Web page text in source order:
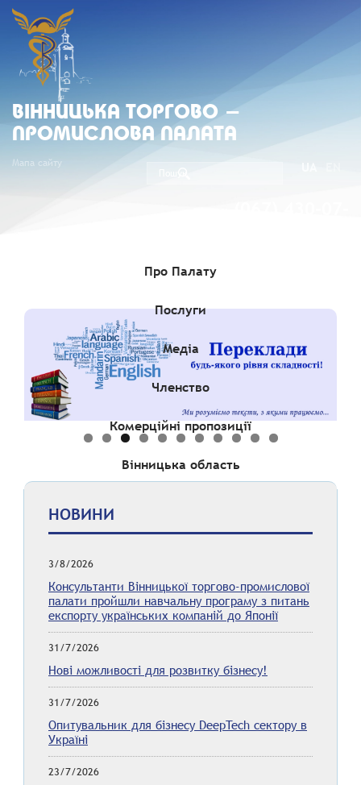
ВIННИЦЬКА ТОРГОВО -
ПРОМИСЛОВА ПАЛАТА
Мапа сайту
Про Палату
Послуги
Медіа
Членство
Комерційні пропозиції
Вінницька область
НОВИНИ
3/8/2026
Консультанти Вінницької торгово-промислової
палати пройшли навчальну програму з питань
експорту українських компаній до Японії
31/7/2026
Нові можливості для розвитку бізнесу!
31/7/2026
Опитувальник для бізнесу DeepTech сектору в
Україні
23/7/2026